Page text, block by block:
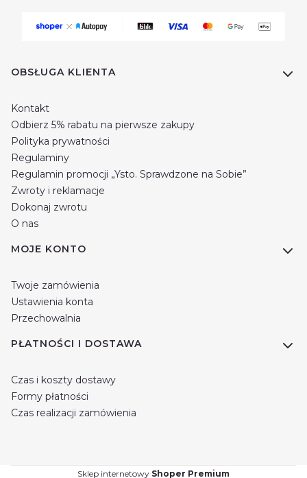
Linki w stopce
OBSŁUGA KLIENTA
Kontakt
Odbierz 5% rabatu na pierwsze zakupy
Polityka prywatności
Regulaminy
Regulamin promocji „Ysto. Sprawdzone na Sobie”
Zwroty i reklamacje
Dokonaj zwrotu
O nas
MOJE KONTO
Twoje zamówienia
Ustawienia konta
Przechowalnia
PŁATNOŚCI I DOSTAWA
Czas i koszty dostawy
Formy płatności
Czas realizacji zamówienia
Sklep internetowy Shoper Premium